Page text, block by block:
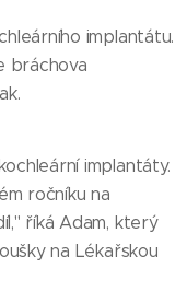
implantátu.
bráchova
implantáty.
ročníku na
říká Adam, který
na Lékařskou